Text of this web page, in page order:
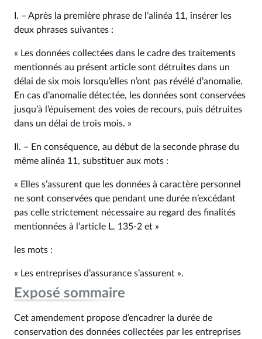
I. – Après la première phrase de l’alinéa 11, insérer les
deux phrases suivantes :
« Les données collectées dans le cadre des traitements
mentionnés au présent article sont détruites dans un
délai de six mois lorsqu’elles n’ont pas révélé d’anomalie.
En cas d’anomalie détectée, les données sont conservées
jusqu’à l’épuisement des voies de recours, puis détruites
dans un délai de trois mois. »
II. – En conséquence, au début de la seconde phrase du
même alinéa 11, substituer aux mots :
« Elles s’assurent que les données à caractère personnel
ne sont conservées que pendant une durée n’excédant
pas celle strictement nécessaire au regard des finalités
mentionnées à l’article L. 135‑2 et »
les mots :
« Les entreprises d’assurance s’assurent ».
Exposé sommaire
Cet amendement propose d’encadrer la durée de
conservation des données collectées par les entreprises